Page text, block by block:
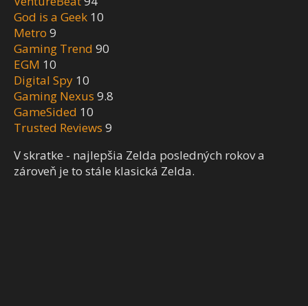
God is a Geek 10
Metro 9
Gaming Trend 90
EGM 10
Digital Spy 10
Gaming Nexus 9.8
GameSided 10
Trusted Reviews 9
V skratke - najlepšia Zelda posledných rokov a
zároveň je to stále klasická Zelda.